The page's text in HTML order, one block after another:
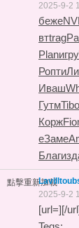
2025-9-2
беже
втtrag
Planигру
Ропти
Иваш
ГутмTibo
Корж
еЗаме
Благ
點擊重新加載
2025-9-2
[url=][/